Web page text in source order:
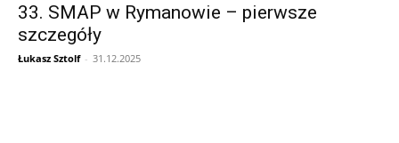
33. SMAP w Rymanowie – pierwsze
szczegóły
Łukasz Sztolf - 31.12.2025